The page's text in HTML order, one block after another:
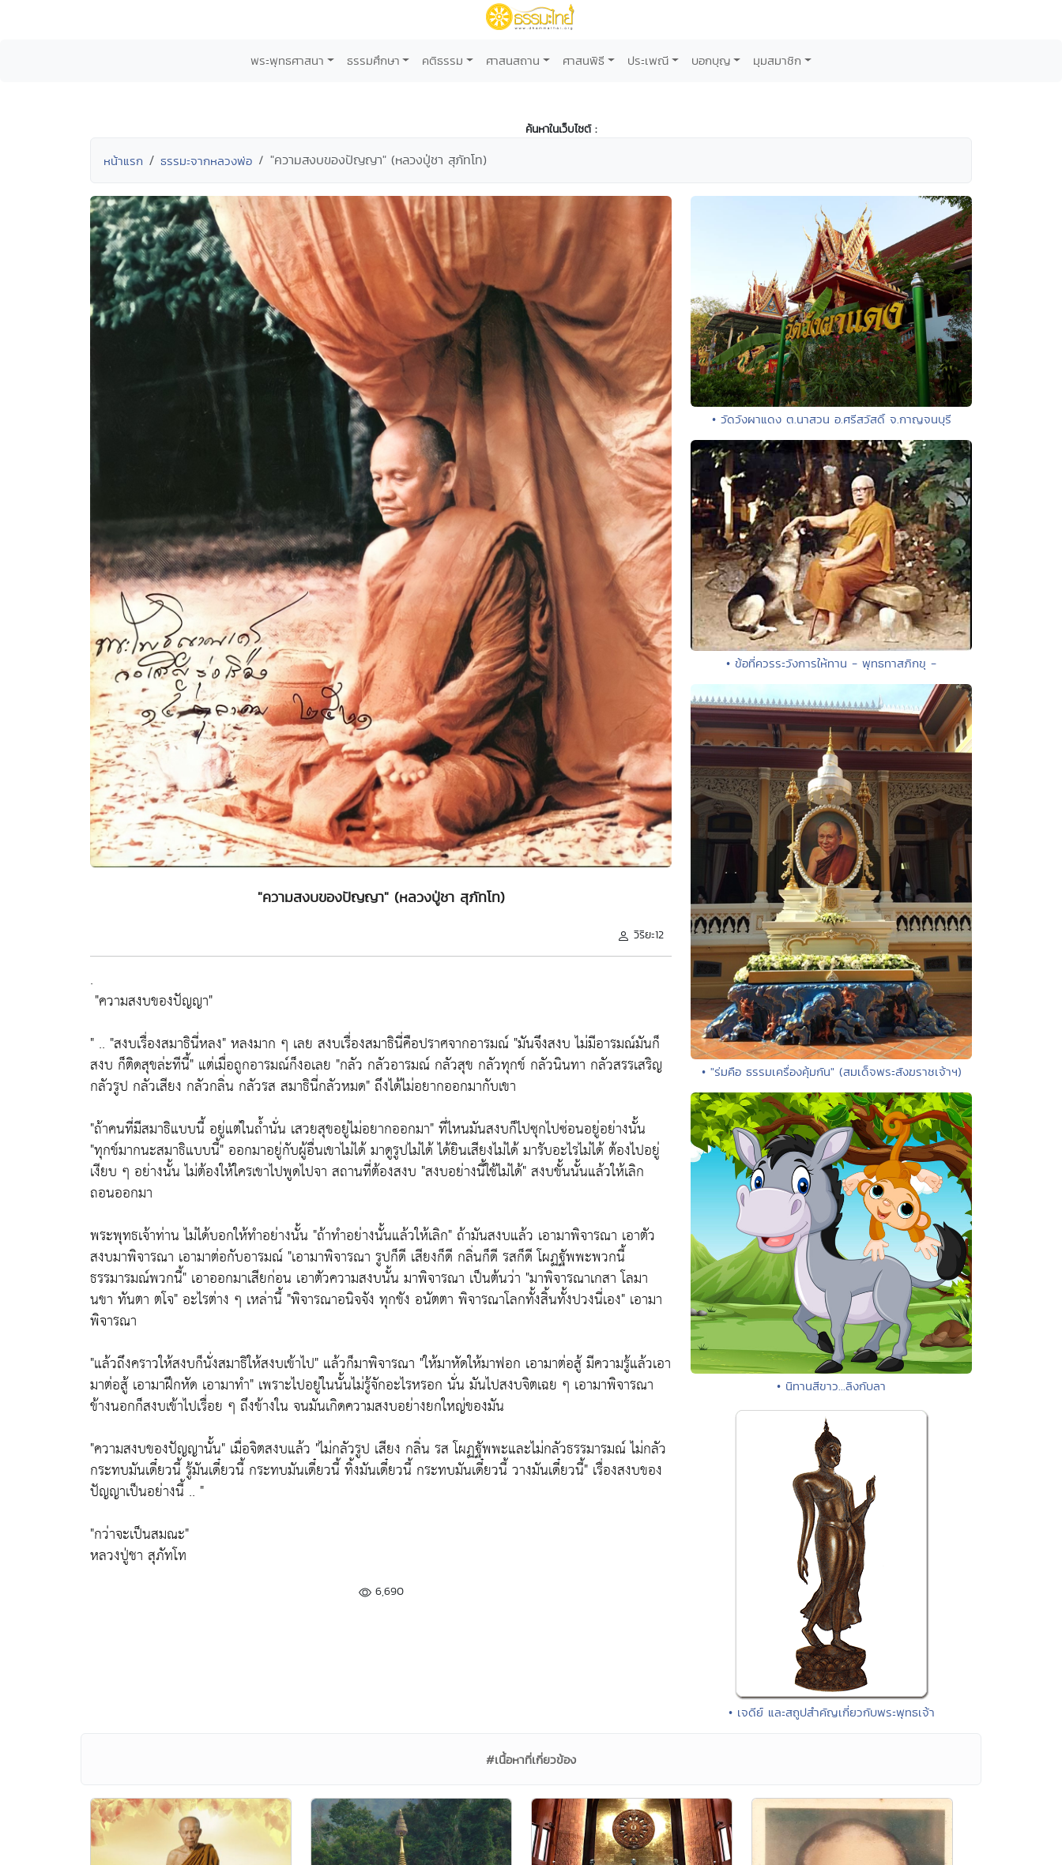
พระพุทธศาสนา ธรรมศึกษา คติธรรม ศาสนสถาน ศาสนพิธี ประเพณี บอกบุญ มุมสมาชิก
ค้นหาในเว็บไซต์ :
หน้าแรก ธรรมะจากหลวงพ่อ "ความสงบของปัญญา" (หลวงปู่ชา สุภัทโท)
"ความสงบของปัญญา" (หลวงปู่ชา สุภัทโท)
วิริยะ12
.
"ความสงบของปัญญา"
" .. "สงบเรื่องสมาธินี่หลง"หลงมาก ๆ เลย สงบเรื่องสมาธินี่คือปราศจากอารมณ์ "มันจึงสงบ ไม่มีอารมณ์มันก็
สงบ ก็ติดสุขล่ะทีนี้" แต่เมื่อถูกอารมณ์ก็งอเลย "กลัว กลัวอารมณ์ กลัวสุข กลัวทุกข์ กลัวนินทา กลัวสรรเสริญ
กลัวรูป กลัวเสียง กลัวกลิ่น กลัวรส สมาธินี่กลัวหมด" ถึงได้ไม่อยากออกมากับเขา
"ถ้าคนที่มีสมาธิแบบนี้ อยู่แต่ในถ้ำนั่น เสวยสุขอยู่ไม่อยากออกมา"ที่ไหนมันสงบก็ไปซุกไปซ่อนอยู่อย่างนั้น
"ทุกข์มากนะสมาธิแบบนี้"ออกมาอยู่กับผู้อื่นเขาไม่ได้ มาดูรูปไม่ได้ ได้ยินเสียงไม่ได้ มารับอะไรไม่ได้ ต้องไปอยู่
เงียบ ๆ อย่างนั้น ไม่ต้องให้ใครเขาไปพูดไปจา สถานที่ต้องสงบ "สงบอย่างนี้ใช้ไม่ได้"สงบขั้นนั้นแล้วให้เลิก
ถอนออกมา
พระพุทธเจ้าท่าน ไม่ได้บอกให้ทำอย่างนั้น "ถ้าทำอย่างนั้นแล้วให้เลิก"ถ้ามันสงบแล้ว เอามาพิจารณา เอาตัว
สงบมาพิจารณา เอามาต่อกับอารมณ์ "เอามาพิจารณา รูปก็ดี เสียงก็ดี กลิ่นก็ดี รสก็ดี โผฏฐัพพะพวกนี้
ธรรมารมณ์พวกนี้" เอาออกมาเสียก่อน เอาตัวความสงบนั้น มาพิจารณา เป็นต้นว่า "มาพิจารณาเกสา โลมา
นขา ทันตา ตโจ"อะไรต่าง ๆ เหล่านี้ "พิจารณาอนิจจัง ทุกขัง อนัตตา พิจารณาโลกทั้งสิ้นทั้งปวงนี่เอง" เอามา
พิจารณา
"แล้วถึงคราวให้สงบก็นั่งสมาธิให้สงบเข้าไป" แล้วก็มาพิจารณา "ให้มาหัดให้มาฟอก เอามาต่อสู้ มีความรู้แล้วเอา
มาต่อสู้ เอามาฝึกหัด เอามาทำ" เพราะไปอยู่ในนั้นไม่รู้จักอะไรหรอก นั่น มันไปสงบจิตเฉย ๆ เอามาพิจารณา
ข้างนอกก็สงบเข้าไปเรื่อย ๆ ถึงข้างใน จนมันเกิดความสงบอย่างยกใหญ่ของมัน
"ความสงบของปัญญานั้น" เมื่อจิตสงบแล้ว "ไม่กลัวรูป เสียง กลิ่น รส โผฏฐัพพะและไม่กลัวธรรมารมณ์ ไม่กลัว
กระทบมันเดี๋ยวนี้ รู้มันเดี๋ยวนี้ กระทบมันเดี๋ยวนี้ ทิ้งมันเดี๋ยวนี้ กระทบมันเดี๋ยวนี้ วางมันเดี๋ยวนี้" เรื่องสงบของ
ปัญญาเป็นอย่างนี้ .. "
"กว่าจะเป็นสมณะ"
หลวงปู่ชา สุภัทโท
6,690
• วัดวังผาแดง ต.นาสวน อ.ศรีสวัสดิ์ จ.กาญจนบุรี
• ข้อที่ควรระวังการให้ทาน - พุทธทาสภิกขุ -
• "ร่มคือ ธรรมเครื่องคุ้มกัน" (สมเด็จพระสังฆราชเจ้าฯ)
• นิทานสีขาว...ลิงกับลา
• เจดีย์ และสถูปสำคัญเกี่ยวกับพระพุทธเจ้า
#เนื้อหาที่เกี่ยวข้อง